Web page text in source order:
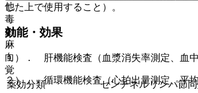
した上で使用すること）。
効能・効果
１）． 肝機能検査（血漿消失率測定、血
２）． 循環機能検査（心拍出量測定、平
他
毒
劇
麻
向
覚
薬効分類
センチネルリンパ節